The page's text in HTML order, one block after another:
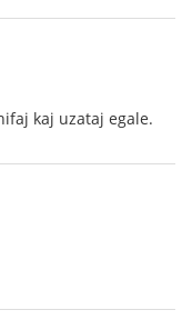
kaj uzataj egale.